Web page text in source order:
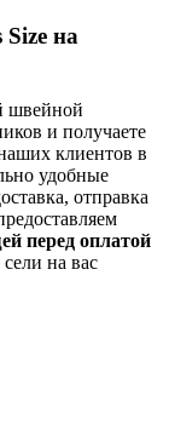
на
швейной
и получаете
клиентов в
удобные
отправка
перед оплатой
на вас